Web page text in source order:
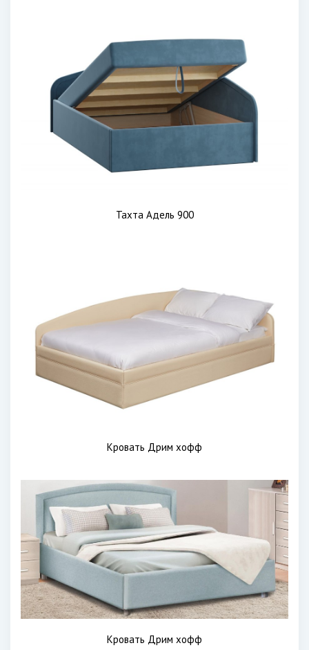
Тахта Адель 900
Кровать Дрим хофф
Кровать Дрим хофф